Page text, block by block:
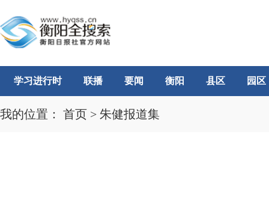
学习进行时 联播 要闻 衡阳 县区 园区
我的位置： 首页 > 朱健报道集